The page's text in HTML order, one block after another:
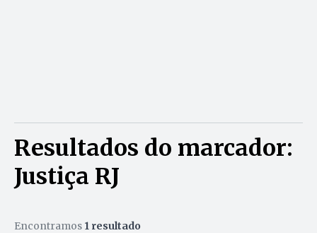
Resultados do marcador:
Justiça RJ
Encontramos 1 resultado